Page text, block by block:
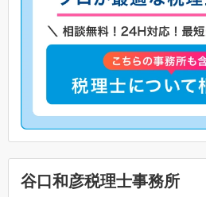
谷口和彦税理士事務所